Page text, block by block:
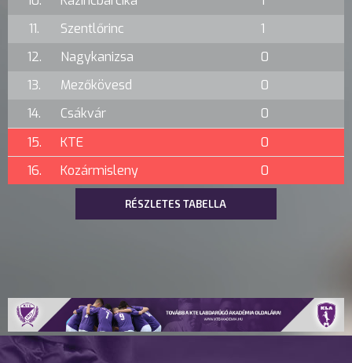
11.
Szentlőrinc
1
12.
Nagykanizsa
0
13.
Mezőkövesd
0
14.
Csákvár
0
15.
KTE
0
16.
Kozármisleny 0
RÉSZLETES TABELLA